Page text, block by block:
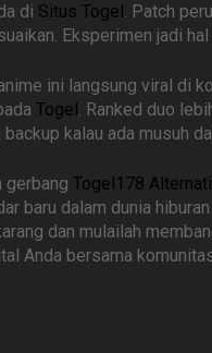
di Situs Togel . Patch
Eksperimen jadi hal
ini langsung viral di
Togel . Ranked duo
kalau ada musuh
gerbang Togel178
baru dalam dunia
dan mulailah
Anda bersama